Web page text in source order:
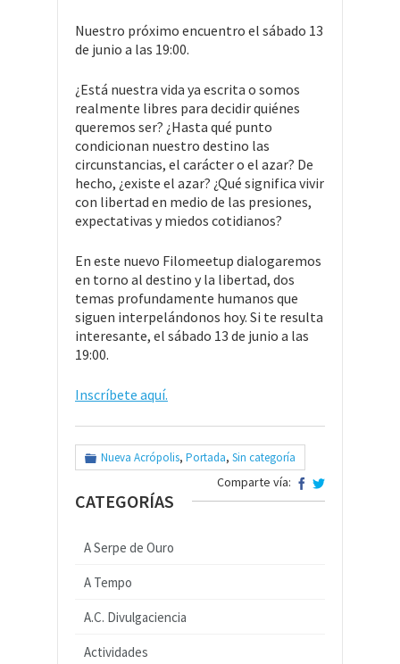
Nuestro próximo encuentro el sábado 13
de junio a las 19:00.
¿Está nuestra vida ya escrita o somos
realmente libres para decidir quiénes
queremos ser? ¿Hasta qué punto
condicionan nuestro destino las
circunstancias, el carácter o el azar? De
hecho, ¿existe el azar? ¿Qué significa vivir
con libertad en medio de las presiones,
expectativas y miedos cotidianos?
En este nuevo Filomeetup dialogaremos
en torno al destino y la libertad, dos
temas profundamente humanos que
siguen interpelándonos hoy. Si te resulta
interesante, el sábado 13 de junio a las
19:00.
Inscríbete aquí.
Nueva Acrópolis, Portada, Sin categoría
Comparte vía:
CATEGORÍAS
A Serpe de Ouro
A Tempo
A.C. Divulgaciencia
Actividades